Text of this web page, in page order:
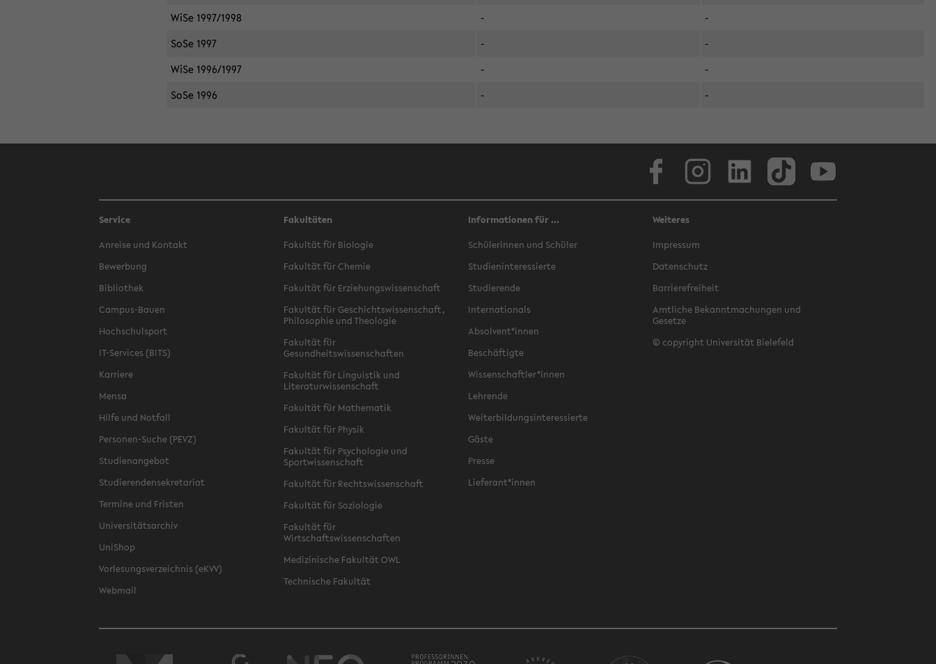
WiSe 1997/1998
-
-
SoSe 1997
-
-
WiSe 1996/1997
-
-
SoSe 1996
- -
Service
Anreise und Kontakt
Bewerbung
Bibliothek
Campus-Bauen
Hochschulsport
IT-Services (BITS)
Karriere
Mensa
Hilfe und Notfall
Personen-Suche (PEVZ)
Studienangebot
Studierendensekretariat
Termine und Fristen
Universitätsarchiv
UniShop
Vorlesungsverzeichnis (eKVV)
Webmail
Fakultäten
Fakultät für Biologie
Fakultät für Chemie
Fakultät für Erziehungswissenschaft
Fakultät für Geschichtswissenschaft,
Philosophie und Theologie
Fakultät für
Gesundheitswissenschaften
Fakultät für Linguistik und
Literaturwissenschaft
Fakultät für Mathematik
Fakultät für Physik
Fakultät für Psychologie und
Sportwissenschaft
Fakultät für Rechtswissenschaft
Fakultät für Soziologie
Fakultät für
Wirtschaftswissenschaften
Medizinische Fakultät OWL
Technische Fakultät
Informationen für ...
Schülerinnen und Schüler
Studieninteressierte
Studierende
Internationals
Absolvent*innen
Beschäftigte
Wissenschaftler*innen
Lehrende
Weiterbildungsinteressierte
Gäste
Presse
Lieferant*innen
Weiteres
Impressum
Datenschutz
Barrierefreiheit
Amtliche Bekanntmachungen und
Gesetze
© copyright Universität Bielefeld